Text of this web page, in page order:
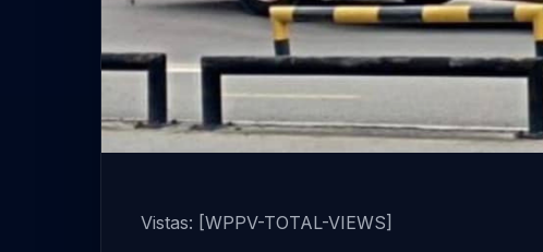
Vistas: [WPPV-TOTAL-VIEWS]